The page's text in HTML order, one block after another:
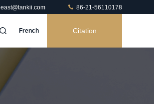
east@tankii.com 86-21-56110178
French Citation